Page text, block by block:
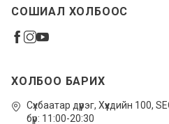
СОШИАЛ ХОЛБООС
ХОЛБОО БАРИХ
Сүхбаатар дүүрэг, Xүүхдийн
бүр: 11:00-20:30